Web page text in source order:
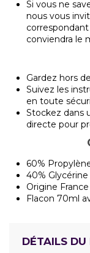
Si vous ne
nous vous
conviendra le
Gardez hors
Suivez les
en toute
Stockez dans
directe pour
60%
40%
Origine France
Flacon 70ml
DÉTAILS DU